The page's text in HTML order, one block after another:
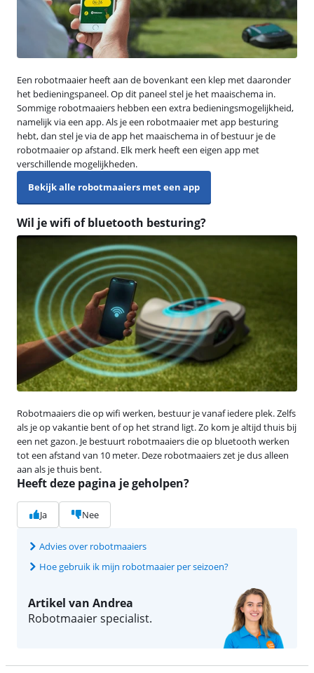
Een robotmaaier heeft aan de bovenkant een klep met daaronder
het bedieningspaneel. Op dit paneel stel je het maaischema in.
Sommige robotmaaiers hebben een extra bedieningsmogelijkheid,
namelijk via een app. Als je een robotmaaier met app besturing
hebt, dan stel je via de app het maaischema in of bestuur je de
robotmaaier op afstand. Elk merk heeft een eigen app met
verschillende mogelijkheden.
Bekijk alle robotmaaiers met een app
Wil je wifi of bluetooth besturing?
Robotmaaiers die op wifi werken, bestuur je vanaf iedere plek. Zelfs
als je op vakantie bent of op het strand ligt. Zo kom je altijd thuis bij
een net gazon. Je bestuurt robotmaaiers die op bluetooth werken
tot een afstand van 10 meter. Deze robotmaaiers zet je dus alleen
aan als je thuis bent.
Heeft deze pagina je geholpen?
Ja Nee
Advies over robotmaaiers
Hoe gebruik ik mijn robotmaaier per seizoen?
Artikel van Andrea
Robotmaaier specialist.